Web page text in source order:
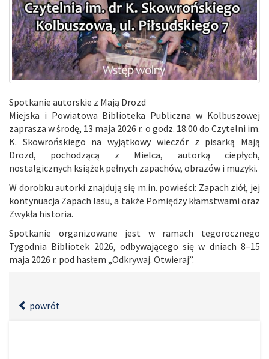
Spotkanie autorskie z Mają Drozd
Miejska i Powiatowa Biblioteka Publiczna w Kolbuszowej
zaprasza w środę, 13 maja 2026 r. o godz. 18.00 do Czytelni im.
K. Skowrońskiego na wyjątkowy wieczór z pisarką Mają
Drozd, pochodzącą z Mielca, autorką ciepłych,
nostalgicznych książek pełnych zapachów, obrazów i muzyki.
W dorobku autorki znajdują się m.in. powieści: Zapach ziół, jej
kontynuacja Zapach lasu, a także Pomiędzy kłamstwami oraz
Zwykła historia.
Spotkanie organizowane jest w ramach tegorocznego
Tygodnia Bibliotek 2026, odbywającego się w dniach 8–15
maja 2026 r. pod hasłem „Odkrywaj. Otwieraj”.
powrót